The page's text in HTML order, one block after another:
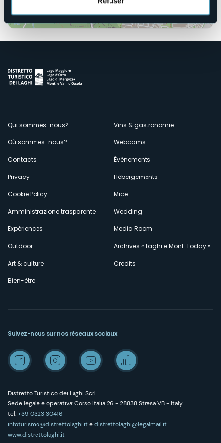
Menù
secondario
Qui sommes-nous?
Où sommes-nous?
Contacts
Privacy
Cookie Policy
Amministrazione trasparente
Expériences
Outdoor
Art & culture
Bien-être
Vins & gastronomie
Webcams
Événements
Hébergements
Mice
Wedding
Media Room
Archives « Laghi e Monti Today »
Credits
Distretto Turistico dei Laghi Scrl
Sede legale e operativa: Corso Italia 26 - 28838 Stresa VB - Italy
tel:+39 0323 30416
infoturismo@distrettolaghi.itedistrettolaghi@legalmail.it
www.distrettolaghi.it
Suivez-nous sur nos réseaux sociaux